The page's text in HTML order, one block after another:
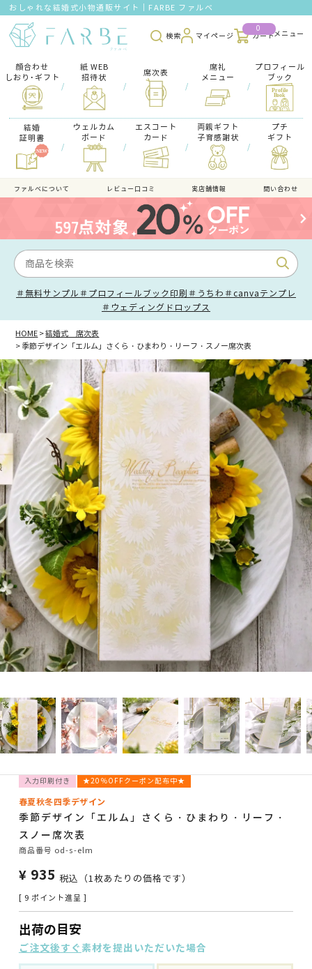
おしゃれな結婚式小物通販サイト｜FARBE ファルベ
検索 マイページ
0
カート
顔合わせ
しおり･ギフト
/
紙 WEB
招待状
/
席次表
/
席礼
メニュー
/
プロフィール
ブック
結婚
証明書
/
ウェルカム
ボード
/
エスコート
カード
/
両親ギフト
子育感謝状
/
プチ
ギフト
ファルべについて レビュー口コミ 実店舗情報 問い合わせ
＃無料サンプル ＃プロフィールブック印刷 ＃うちわ ＃canvaテンプレ
＃ウェディングドロップス
HOME
結婚式 席次表
季節デザイン「エルム」さくら・ひまわり・リーフ・スノー席次表
入力印刷付き ★20％OFFクーポン配布中★
春夏秋冬四季デザイン
季節デザイン「エルム」さくら・ひまわり・リーフ・
スノー席次表
商品番号 od-s-elm
¥ 935 税込 （1枚あたりの価格です）
[ 9 ポイント進呈 ]
出荷の目安
ご注文後すぐ素材を提出いただいた場合